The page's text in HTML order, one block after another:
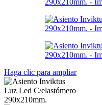
Haga clic para ampliar